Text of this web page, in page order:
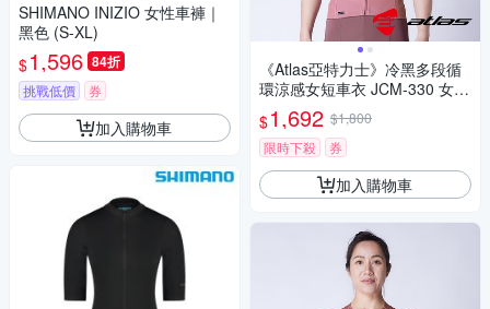
SHIMANO INIZIO 女性車褲｜
黑色 (S-XL)
$1,596 84折
挑戰低價 券
加入購物車
《Atlas亞特力士》冷黑多段循
環涼感女短車衣 JCM-330 女車
衣/防曬/透氣/自行車/運動/車服/
單車上衣
$1,692 $1,800
限時下殺
券
加入購物車